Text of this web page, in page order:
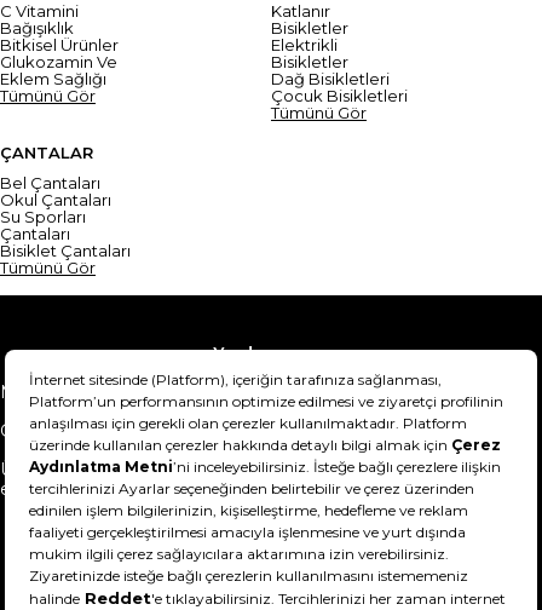
C Vitamini
Bağışıklık
Bitkisel Ürünler
Glukozamin Ve
Eklem Sağlığı
Tümünü Gör
Katlanır
Bisikletler
Elektrikli
Bisikletler
Dağ Bisikletleri
Çocuk Bisikletleri
Tümünü Gör
ÇANTALAR
Bel Çantaları
Okul Çantaları
Su Sporları
Çantaları
Bisiklet Çantaları
Tümünü Gör
Yardım
Mesafeli Satış Sözleşmesi
Teslimat Bilgisi
Gizlilik Sözleşmesi
Şartlar & Koşullar
Ürünümü nasıl iade
edebilirim?
Hakkımızda